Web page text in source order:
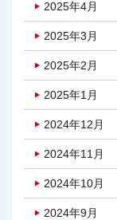
2025年4月
2025年3月
2025年2月
2025年1月
2024年12月
2024年11月
2024年10月
2024年9月